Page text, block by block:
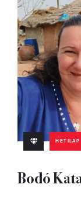
HETILAP
Bodó